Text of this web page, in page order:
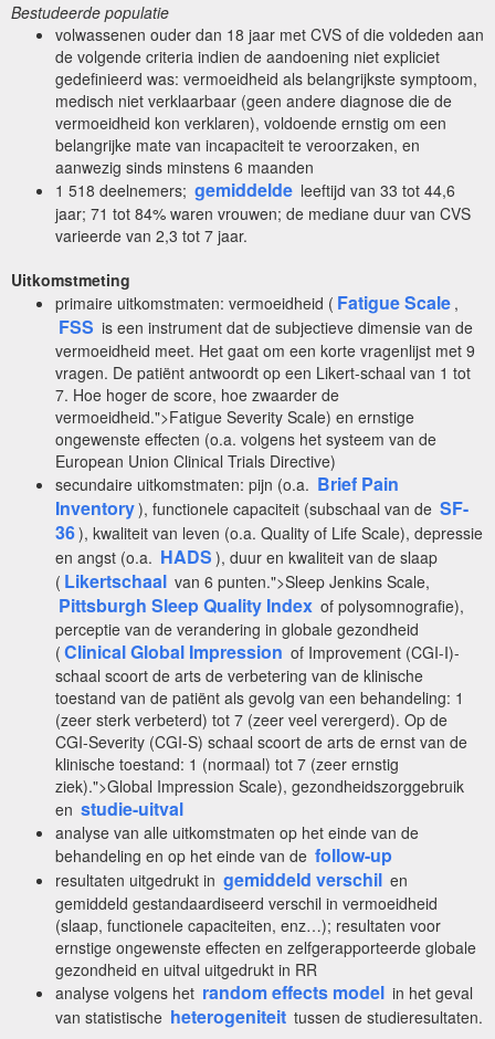
Bestudeerde populatie
volwassenen ouder dan 18 jaar met CVS of die voldeden aan
de volgende criteria indien de aandoening niet expliciet
gedefinieerd was: vermoeidheid als belangrijkste symptoom,
medisch niet verklaarbaar (geen andere diagnose die de
vermoeidheid kon verklaren), voldoende ernstig om een
belangrijke mate van incapaciteit te veroorzaken, en
aanwezig sinds minstens 6 maanden
1 518 deelnemers; gemiddelde leeftijd van 33 tot 44,6
jaar; 71 tot 84% waren vrouwen; de mediane duur van CVS
varieerde van 2,3 tot 7 jaar.
Uitkomstmeting
primaire uitkomstmaten: vermoeidheid ( Fatigue Scale ,
FSS is een instrument dat de subjectieve dimensie van de
vermoeidheid meet. Het gaat om een korte vragenlijst met 9
vragen. De patiënt antwoordt op een Likert-schaal van 1 tot
7. Hoe hoger de score, hoe zwaarder de
vermoeidheid.">Fatigue Severity Scale) en ernstige
ongewenste effecten (o.a. volgens het systeem van de
European Union Clinical Trials Directive)
secundaire uitkomstmaten: pijn (o.a. Brief Pain
Inventory), functionele capaciteit (subschaal van de SF-
36), kwaliteit van leven (o.a. Quality of Life Scale), depressie
en angst (o.a. HADS ), duur en kwaliteit van de slaap
( Likertschaal van 6 punten.">Sleep Jenkins Scale,
Pittsburgh Sleep Quality Index of polysomnografie),
perceptie van de verandering in globale gezondheid
( Clinical Global Impression of Improvement (CGI-I)-
schaal scoort de arts de verbetering van de klinische
toestand van de patiënt als gevolg van een behandeling: 1
(zeer sterk verbeterd) tot 7 (zeer veel verergerd). Op de
CGI-Severity (CGI-S) schaal scoort de arts de ernst van de
klinische toestand: 1 (normaal) tot 7 (zeer ernstig
ziek).">Global Impression Scale), gezondheidszorggebruik
en studie-uitval
analyse van alle uitkomstmaten op het einde van de
behandeling en op het einde van de follow-up
resultaten uitgedrukt in gemiddeld verschil en
gemiddeld gestandaardiseerd verschil in vermoeidheid
(slaap, functionele capaciteiten, enz…); resultaten voor
ernstige ongewenste effecten en zelfgerapporteerde globale
gezondheid en uitval uitgedrukt in RR
analyse volgens het random effects model in het geval
van statistische heterogeniteit tussen de studieresultaten.